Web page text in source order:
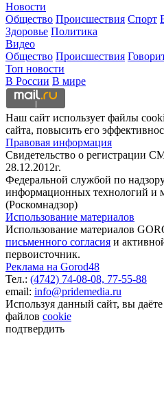
Новости
Общество Происшествия Спорт
Здоровье Политика
Видео
Общество Происшествия
Топ новости
В России В мире
Наш сайт использует файлы
сайта, повысить его
Правовая информация
Свидетельство о
28.12.2012г.
Федеральной службой по
информационных технологий и
(Роскомнадзор)
Использование материалов
Использование материалов
письменного согласия и
первоисточник.
Реклама на Gorod48
Тел.: (4742) 74-08-08, 77-55-88
email: info@pridemedia.ru
Используя данный сайт, вы даёте
файлов cookie
подтвердить